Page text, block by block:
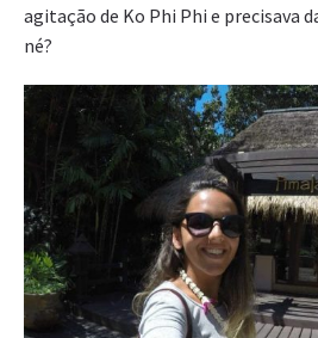
agitação de Ko Phi Phi e precisava
né?